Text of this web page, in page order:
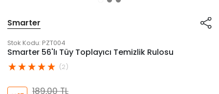
Smarter
Stok Kodu: PZT004
Smarter 56'lı Tüy Toplayıcı Temizlik Rulosu
(2)
189,00 TL